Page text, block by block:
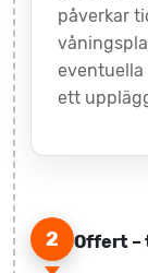
påverkar
eventuella
ett
2 Offert –